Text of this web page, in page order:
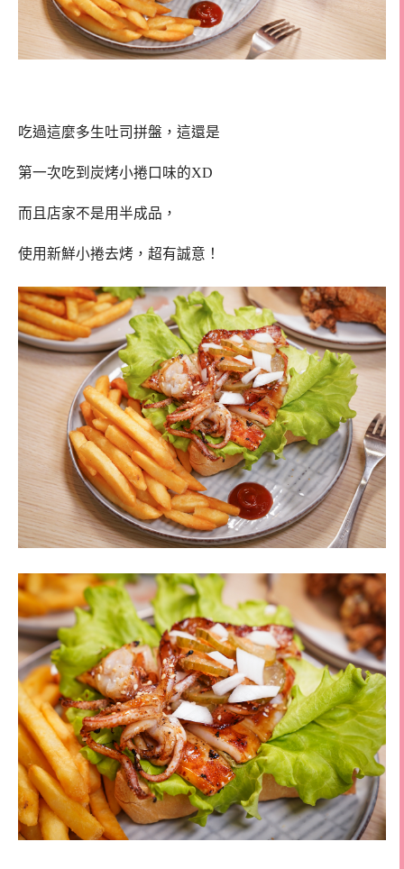
吃過這麼多生吐司拼盤，這還是
第一次吃到炭烤小捲口味的XD
而且店家不是用半成品，
使用新鮮小捲去烤，超有誠意！